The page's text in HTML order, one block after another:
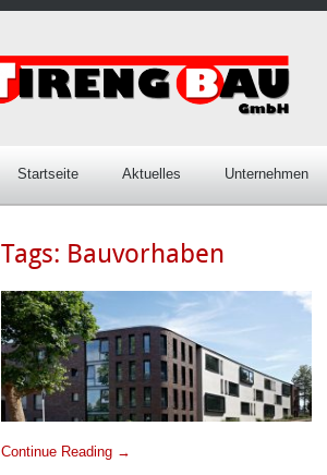
Startseite Aktuelles Unternehmen
Tags: Bauvorhaben
Continue Reading →